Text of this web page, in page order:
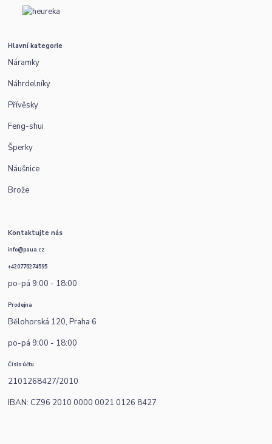
Hlavní kategorie
Náramky
Náhrdelníky
Přívěsky
Feng-shui
Šperky
Náušnice
Brože
Kontaktujte nás
info@paua.cz
+420776274595
po-pá 9:00 - 18:00
Prodejna
Bělohorská 120, Praha 6
po-pá 9:00 - 18:00
Číslo účtu
2101268427/2010
IBAN: CZ96 2010 0000 0021 0126 8427